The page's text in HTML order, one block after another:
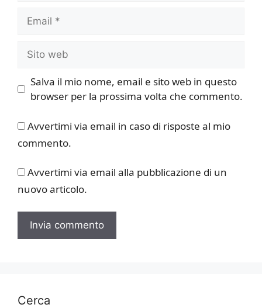
Email
Sito
web
Salva il mio nome, email e sito web in questo
browser per la prossima volta che commento.
Avvertimi via email in caso di risposte al mio
commento.
Avvertimi via email alla pubblicazione di un
nuovo articolo.
Cerca